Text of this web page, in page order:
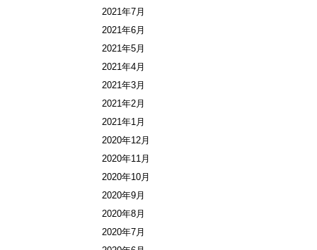
2021年7月
2021年6月
2021年5月
2021年4月
2021年3月
2021年2月
2021年1月
2020年12月
2020年11月
2020年10月
2020年9月
2020年8月
2020年7月